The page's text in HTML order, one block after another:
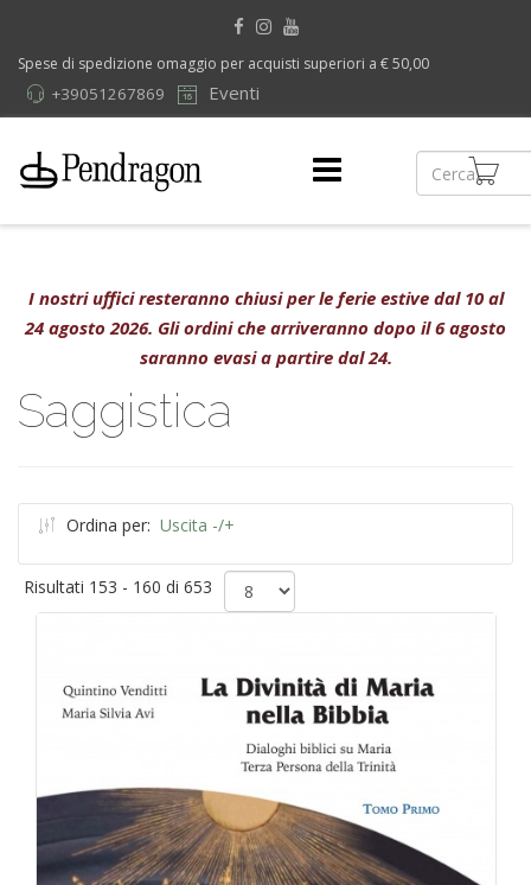
Spese di spedizione omaggio per acquisti superiori a € 50,00
Eventi
+39051267869
I nostri uffici resteranno chiusi per le ferie estive dal 10 al
24 agosto 2026. Gli ordini che arriveranno dopo il 6 agosto
saranno evasi a partire dal 24.
Saggistica
Ordina per: Uscita -/+
Risultati 153 - 160 di 653